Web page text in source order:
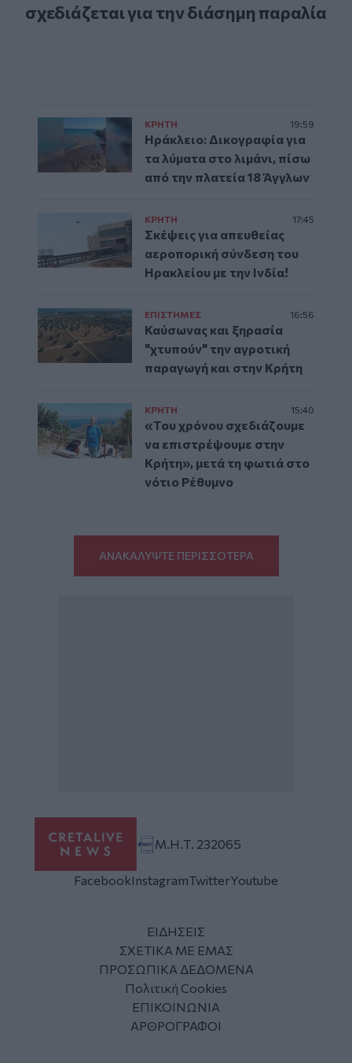
σχεδιάζεται για την διάσημη παραλία
ΚΡΗΤΗ 19:59
Ηράκλειο: Δικογραφία για
τα λύματα στο λιμάνι, πίσω
από την πλατεία 18 Άγγλων
ΚΡΗΤΗ 17:45
Σκέψεις για απευθείας
αεροπορική σύνδεση του
Ηρακλείου με την Ινδία!
ΕΠΙΣΤΗΜΕΣ 16:56
Καύσωνας και ξηρασία
"χτυπούν" την αγροτική
παραγωγή και στην Κρήτη
ΚΡΗΤΗ 15:40
«Του χρόνου σχεδιάζουμε
να επιστρέψουμε στην
Κρήτη», μετά τη φωτιά στο
νότιο Ρέθυμνο
ΑΝΑΚΑΛΥΨΤΕ ΠΕΡΙΣΣΟΤΕΡΑ
Μ.Η.Τ. 232065
FacebookInstagramTwitterYoutube
ΕΙΔΗΣΕΙΣ
ΣΧΕΤΙΚΑ ΜΕ ΕΜΑΣ
ΠΡΟΣΩΠΙΚΑ ΔΕΔΟΜΕΝΑ
Πολιτική Cookies
ΕΠΙΚΟΙΝΩΝΙΑ
ΑΡΘΡΟΓΡΑΦΟΙ